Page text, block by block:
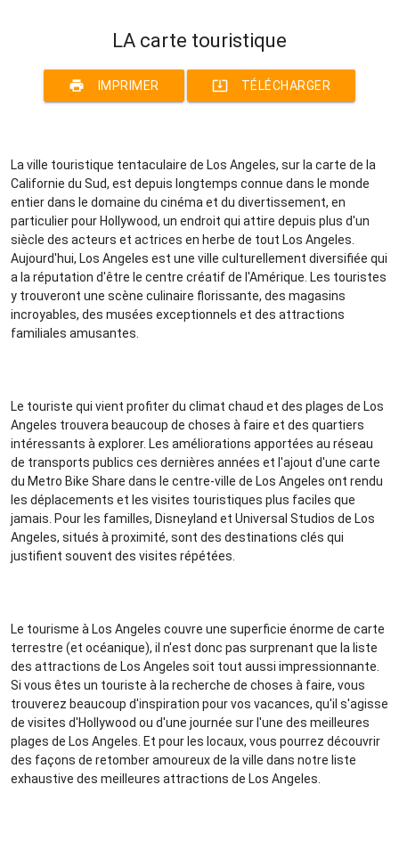
LA carte touristique
print IMPRIMER system_update_alt TÉLÉCHARGER
La ville touristique tentaculaire de Los Angeles, sur la carte de la
Californie du Sud, est depuis longtemps connue dans le monde
entier dans le domaine du cinéma et du divertissement, en
particulier pour Hollywood, un endroit qui attire depuis plus d'un
siècle des acteurs et actrices en herbe de tout Los Angeles.
Aujourd'hui, Los Angeles est une ville culturellement diversifiée qui
a la réputation d'être le centre créatif de l'Amérique. Les touristes
y trouveront une scène culinaire florissante, des magasins
incroyables, des musées exceptionnels et des attractions
familiales amusantes.
Le touriste qui vient profiter du climat chaud et des plages de Los
Angeles trouvera beaucoup de choses à faire et des quartiers
intéressants à explorer. Les améliorations apportées au réseau
de transports publics ces dernières années et l'ajout d'une carte
du Metro Bike Share dans le centre-ville de Los Angeles ont rendu
les déplacements et les visites touristiques plus faciles que
jamais. Pour les familles, Disneyland et Universal Studios de Los
Angeles, situés à proximité, sont des destinations clés qui
justifient souvent des visites répétées.
Le tourisme à Los Angeles couvre une superficie énorme de carte
terrestre (et océanique), il n'est donc pas surprenant que la liste
des attractions de Los Angeles soit tout aussi impressionnante.
Si vous êtes un touriste à la recherche de choses à faire, vous
trouverez beaucoup d'inspiration pour vos vacances, qu'il s'agisse
de visites d'Hollywood ou d'une journée sur l'une des meilleures
plages de Los Angeles. Et pour les locaux, vous pourrez découvrir
des façons de retomber amoureux de la ville dans notre liste
exhaustive des meilleures attractions de Los Angeles.